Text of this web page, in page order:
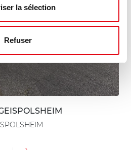
la sélection
Refuser